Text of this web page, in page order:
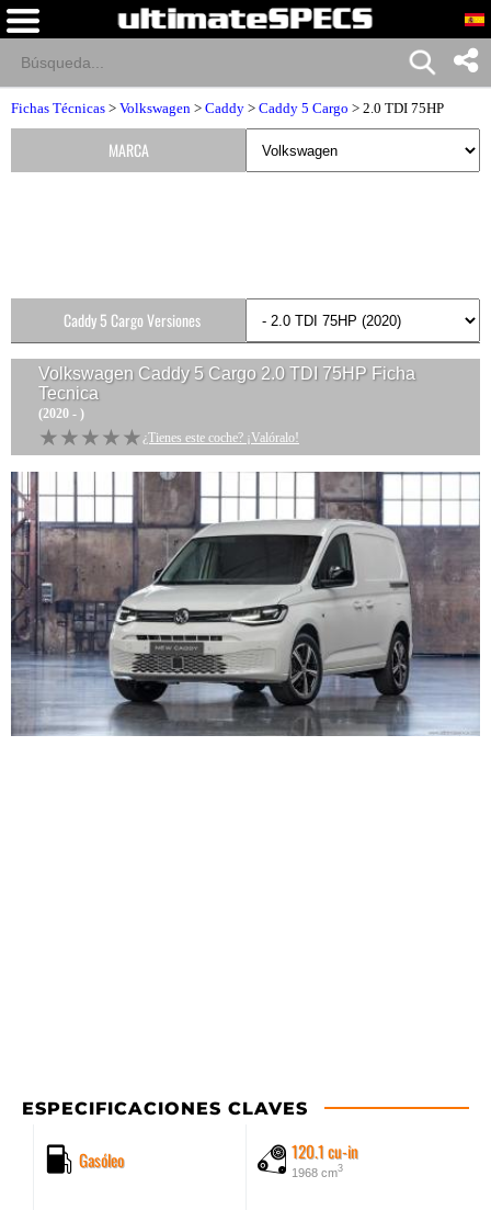
Fichas Técnicas > Volkswagen > Caddy > Caddy 5 Cargo > 2.0 TDI 75HP
Volkswagen Caddy 5 Cargo 2.0 TDI 75HP Ficha
Tecnica
(2020 - )
★★★★★
★★★★★ ¿Tienes este coche? ¡Valóralo!
ESPECIFICACIONES CLAVES
Gasóleo 120.1 cu-in
1968 cm3
MARCA
Caddy 5 Cargo Versiones